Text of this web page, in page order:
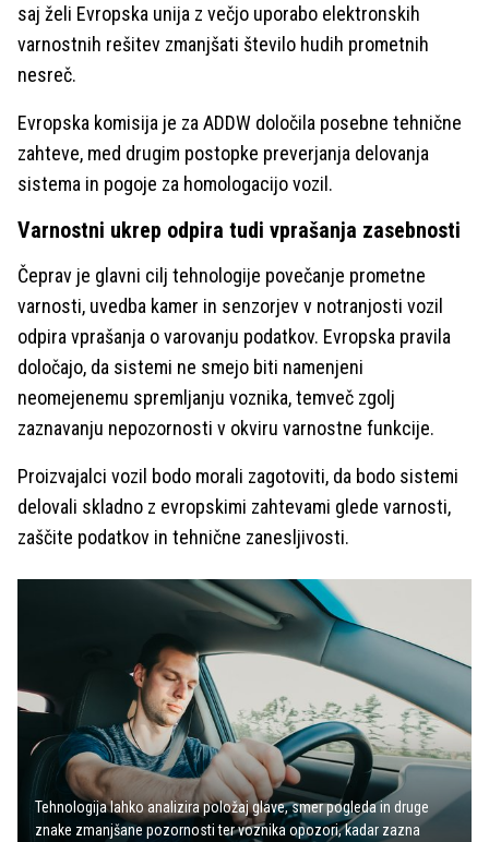
saj želi Evropska unija z večjo uporabo elektronskih
varnostnih rešitev zmanjšati število hudih prometnih
nesreč.
Evropska komisija je za ADDW določila posebne tehnične
zahteve, med drugim postopke preverjanja delovanja
sistema in pogoje za homologacijo vozil.
Varnostni ukrep odpira tudi vprašanja zasebnosti
Čeprav je glavni cilj tehnologije povečanje prometne
varnosti, uvedba kamer in senzorjev v notranjosti vozil
odpira vprašanja o varovanju podatkov. Evropska pravila
določajo, da sistemi ne smejo biti namenjeni
neomejenemu spremljanju voznika, temveč zgolj
zaznavanju nepozornosti v okviru varnostne funkcije.
Proizvajalci vozil bodo morali zagotoviti, da bodo sistemi
delovali skladno z evropskimi zahtevami glede varnosti,
zaščite podatkov in tehnične zanesljivosti.
Tehnologija lahko analizira položaj glave, smer pogleda in druge
znake zmanjšane pozornosti ter voznika opozori, kadar zazna